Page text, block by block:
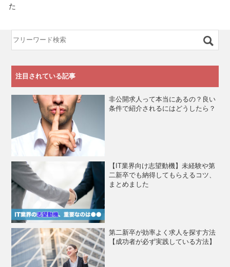
た
注目されている記事
非公開求人って本当にあるの？良い
条件で紹介されるにはどうしたら？
【IT業界向け志望動機】未経験や第
二新卒でも納得してもらえるコツ、
まとめました
第二新卒が効率よく求人を探す方法
【成功者が必ず実践している方法】